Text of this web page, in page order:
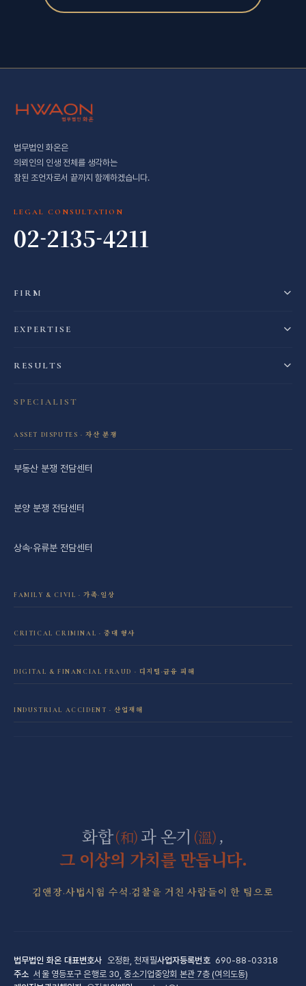
법무법인 화온은
의뢰인의 인생 전체를 생각하는
참된 조언자로서 끝까지 함께하겠습니다.
LEGAL CONSULTATION
02-2135-4211
FIRM
EXPERTISE
RESULTS
SPECIALIST
ASSET DISPUTES · 자산 분쟁
부동산 분쟁 전담센터
분양 분쟁 전담센터
상속·유류분 전담센터
FAMILY & CIVIL · 가족·일상
학교폭력 전담센터
CRITICAL CRIMINAL · 중대 형사
DIGITAL & FINANCIAL FRAUD · 디지털·금융 피해
INDUSTRIAL ACCIDENT · 산업재해
화합(和)과 온기 (溫) ,
그 이상의 가치를 만듭니다.
김앤장·사법시험 수석·검찰을 거친 사람들이 한 팀으로
법무법인 화온 대표변호사 오정환, 천재필사업자등록번호 690-88-03318
주소 서울 영등포구 은행로 30, 중소기업중앙회 본관 7층 (여의도동)